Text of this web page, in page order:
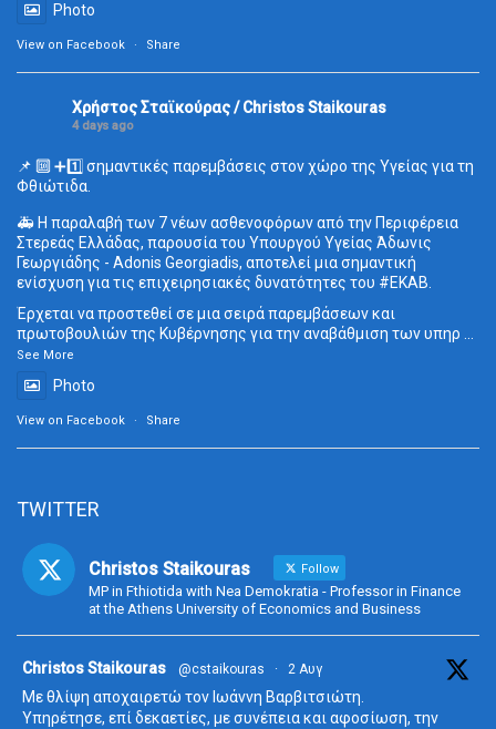
Photo
View on Facebook · Share
Χρήστος Σταϊκούρας / Christos Staikouras
4 days ago
📌 🔟 ➕1️⃣ σημαντικές παρεμβάσεις στον χώρο της Υγείας για τη
Φθιώτιδα.
🚑 Η παραλαβή των 7 νέων ασθενοφόρων από την Περιφέρεια
Στερεάς Ελλάδας, παρουσία του Υπουργού Υγείας Άδωνις
Γεωργιάδης - Adonis Georgiadis, αποτελεί μια σημαντική
ενίσχυση για τις επιχειρησιακές δυνατότητες του #ΕΚΑΒ
Έρχεται να προστεθεί σε μια σειρά παρεμβάσεων και
πρωτοβουλιών της Κυβέρνησης για την αναβάθμιση των υπηρ
See More
Photo
View on Facebook · Share
TWITTER
Christos Staikouras Follow
MP in Fthiotida with Nea Demokratia - Professor in Finance
at the Athens University of Economics and Business
Christos Staikouras @cstaikouras · 2 Αυγ
Με θλίψη αποχαιρετώ τον Ιωάννη Βαρβιτσιώτη.
Υπηρέτησε, επί δεκαετίες, με συνέπεια και αφοσίωση, την